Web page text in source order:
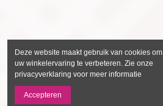
Deze website maakt gebruik van cookies om
uw winkelervaring te verbeteren. Zie onze
privacyverklaring voor meer informatie
Accepteren